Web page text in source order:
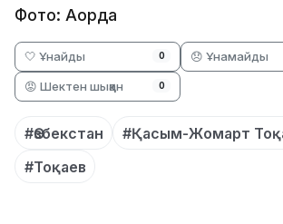
Фото: Ақорда
🤍 Ұнайды 0 😞 Ұнамайды
😡 Шектен шыққан 0
#Өзбекстан
#Қасым-Жомарт
#Тоқаев